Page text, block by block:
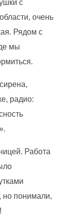
с
очень
Рядом с
мы
радио:
Работа
но понимали,